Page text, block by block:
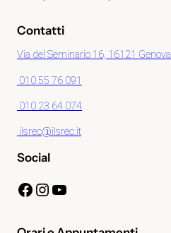
Contatti
Via del Seminario 16, 16121 Genova
010 55 76 091
010 23 64 074
ilsrec@ilsrec.it
Social
Facebook InstagramYouTube